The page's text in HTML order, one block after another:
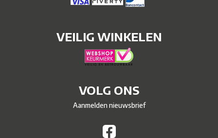
VEILIG WINKELEN
VOLG ONS
Aanmelden nieuwsbrief